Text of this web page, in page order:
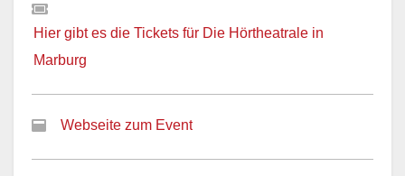
Hier gibt es die Tickets für Die Hörtheatrale in
Marburg
Webseite zum Event